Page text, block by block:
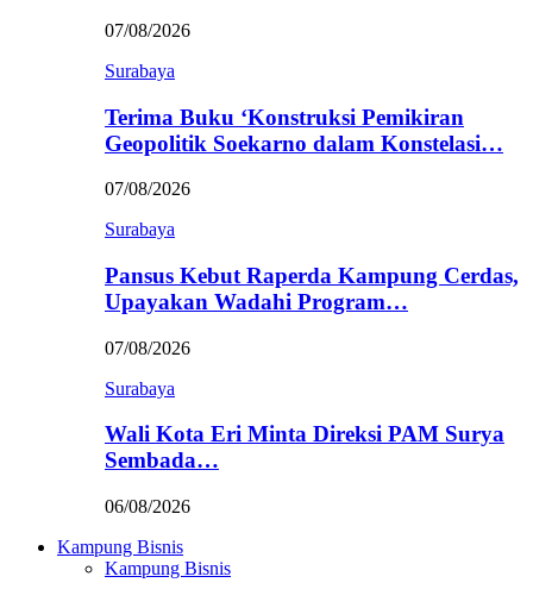
07/08/2026
Surabaya
Terima Buku ‘Konstruksi Pemikiran
Geopolitik Soekarno dalam Konstelasi…
07/08/2026
Surabaya
Pansus Kebut Raperda Kampung Cerdas,
Upayakan Wadahi Program…
07/08/2026
Surabaya
Wali Kota Eri Minta Direksi PAM Surya
Sembada…
06/08/2026
Kampung Bisnis
Kampung Bisnis